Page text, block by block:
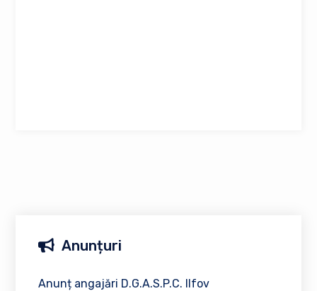
Anunțuri
Anunț angajări D.G.A.S.P.C. Ilfov